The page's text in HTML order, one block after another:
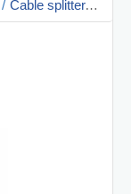
Cable splitter, Sheath current filter